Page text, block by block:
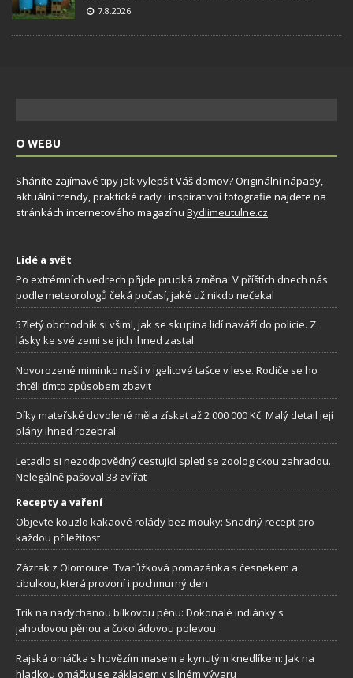
7.8.2026
O WEBU
Sháníte zajímavé tipy jak vylepšit Váš domov? Originální nápady,
aktuální trendy, praktické rady i inspirativní fotografie najdete na
stránkách internetového magazínu Bydlimeutulne.cz.
Lidé a svět
Po extrémních vedrech přijde prudká změna: V příštích dnech nás
podle meteorologů čeká počasí, jaké už nikdo nečekal
57letý obchodník si všiml, jak se skupina lidí naváží do policie. Z
lásky ke své zemi se jich ihned zastal
Novorozené miminko našli v igelitové tašce v lese. Rodiče se ho
chtěli tímto způsobem zbavit
Díky mateřské dovolené měla získat až 2 000 000 Kč. Malý detail její
plány ihned rozebral
Letadlo si nezodpovědný cestující spletl se zoologickou zahradou.
Nelegálně pašoval 33 zvířat
Recepty a vaření
Objevte kouzlo kakaové rolády bez mouky: Snadný recept pro
každou příležitost
Zázrak z Olomouce: Tvarůžková pomazánka s česnekem a
cibulkou, která provoní i pochmurný den
Trik na nadýchanou bílkovou pěnu: Dokonalé indiánky s
jahodovou pěnou a čokoládovou polevou
Rajská omáčka s hovězím masem a kynutým knedlíkem: Jak na
hladkou omáčku se základem v silném vývaru